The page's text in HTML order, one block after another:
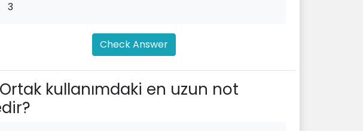
3
Check Answer
Ortak kullanımdaki en uzun not